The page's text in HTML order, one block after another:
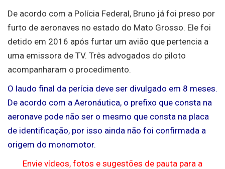
De acordo com a Polícia Federal, Bruno já foi preso por
furto de aeronaves no estado do Mato Grosso. Ele foi
detido em 2016 após furtar um avião que pertencia a
uma emissora de TV. Três advogados do piloto
acompanharam o procedimento.
O laudo final da perícia deve ser divulgado em 8 meses.
De acordo com a Aeronáutica, o prefixo que consta na
aeronave pode não ser o mesmo que consta na placa
de identificação, por isso ainda não foi confirmada a
origem do monomotor.
Envie vídeos, fotos e sugestões de pauta para a